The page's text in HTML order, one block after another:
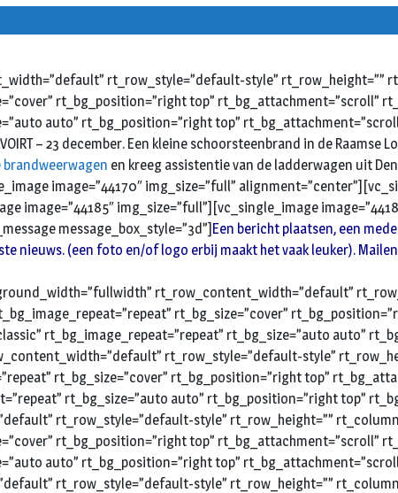
rt_row_style=”default-style” rt_row_height=””
rt_bg_position=”right top” rt_bg_attachment=”scroll”
auto” rt_bg_position=”right top”
– 23 december. Een kleine schoorsteenbrand in de Raamse
brandweerwagen en kreeg assistentie van de ladderwagen uit
image=”44170″ img_size=”full”
image=”44185″ img_size=”full”][vc_single_image
message_box_style=”3d”] Een bericht plaatsen, een
nieuws. (een foto en/of logo erbij maakt het vaak leuker).
rt_row_content_width=”default”
rt_bg_size=”cover”
rt_bg_image_repeat=”repeat” rt_bg_size=”auto auto”
rt_row_style=”default-style”
rt_bg_size=”cover” rt_bg_position=”right top”
rt_bg_size=”auto auto” rt_bg_position=”right top”
rt_row_style=”default-style” rt_row_height=””
rt_bg_position=”right top” rt_bg_attachment=”scroll”
auto” rt_bg_position=”right top”
rt_row_style=”default-style” rt_row_height=””